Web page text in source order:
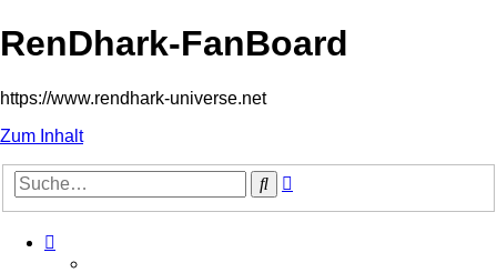
RenDhark-FanBoard
https://www.rendhark-universe.net
Zum Inhalt
Suche